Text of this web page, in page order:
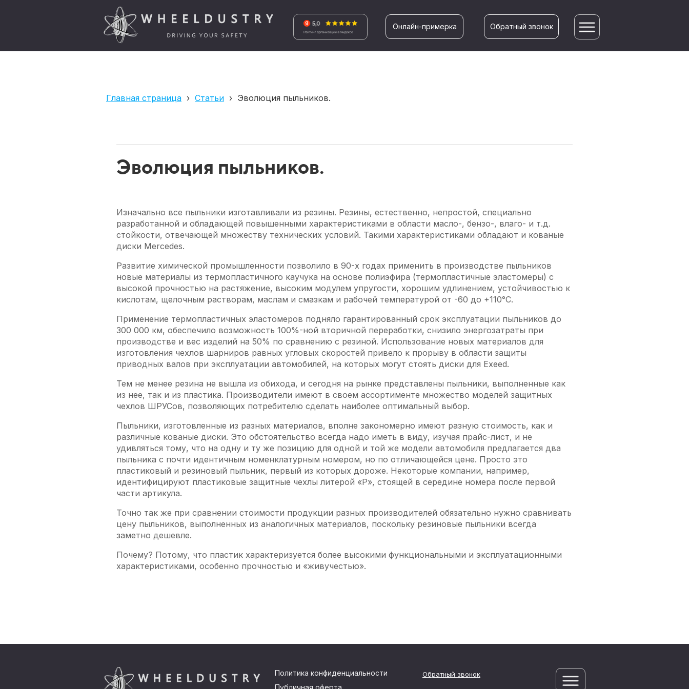
Онлайн-примерка Обратный звонок
Главная страница › Статьи › Эволюция пыльников.
Эволюция пыльников.
Изначально все пыльники изготавливали из резины. Резины, естественно, непростой, специально
разработанной и обладающей повышенными характеристиками в области масло-, бензо-, влаго- и т.д.
стойкости, отвечающей множеству технических условий. Такими характеристиками обладают и кованые
диски Mercedes.
Развитие химической промышленности позволило в 90-х годах применить в производстве пыльников
новые материалы из термопластичного каучука на основе полиэфира (термопластичные эластомеры) с
высокой прочностью на растяжение, высоким модулем упругости, хорошим удлинением, устойчивостью к
кислотам, щелочным растворам, маслам и смазкам и рабочей температурой от -60 до +110°С.
Применение термопластичных эластомеров подняло гарантированный срок эксплуатации пыльников до
300 000 км, обеспечило возможность 100%-ной вторичной переработки, снизило энергозатраты при
производстве и вес изделий на 50% по сравнению с резиной. Использование новых материалов для
изготовления чехлов шарниров равных угловых скоростей привело к прорыву в области защиты
приводных валов при эксплуатации автомобилей, на которых могут стоять диски для Exeed.
Тем не менее резина не вышла из обихода, и сегодня на рынке представлены пыльники, выполненные как
из нее, так и из пластика. Производители имеют в своем ассортименте множество моделей защитных
чехлов ШРУСов, позволяющих потребителю сделать наиболее оптимальный выбор.
Пыльники, изготовленные из разных материалов, вполне закономерно имеют разную стоимость, как и
различные кованые диски. Это обстоятельство всегда надо иметь в виду, изучая прайс-лист, и не
удивляться тому, что на одну и ту же позицию для одной и той же модели автомобиля предлагается два
пыльника с почти идентичным номенклатурным номером, но по отличающейся цене. Просто это
пластиковый и резиновый пыльник, первый из которых дороже. Некоторые компании, например,
идентифицируют пластиковые защитные чехлы литерой «Р», стоящей в середине номера после первой
части артикула.
Точно так же при сравнении стоимости продукции разных производителей обязательно нужно сравнивать
цену пыльников, выполненных из аналогичных материалов, поскольку резиновые пыльники всегда
заметно дешевле.
Почему? Потому, что пластик характеризуется более высокими функциональными и эксплуатационными
характеристиками, особенно прочностью и «живучестью».
Политика конфиденциальности
Публичная оферта
Обратный звонок